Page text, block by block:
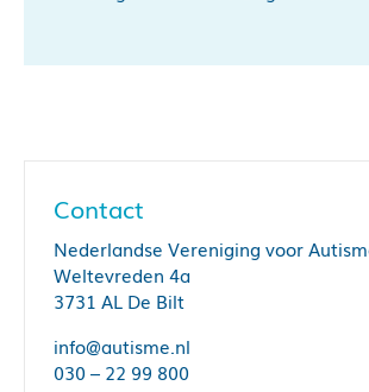
Contact
Nederlandse Vereniging voor
Weltevreden 4a
3731 AL De Bilt
info@autisme.nl
030 – 22 99 800